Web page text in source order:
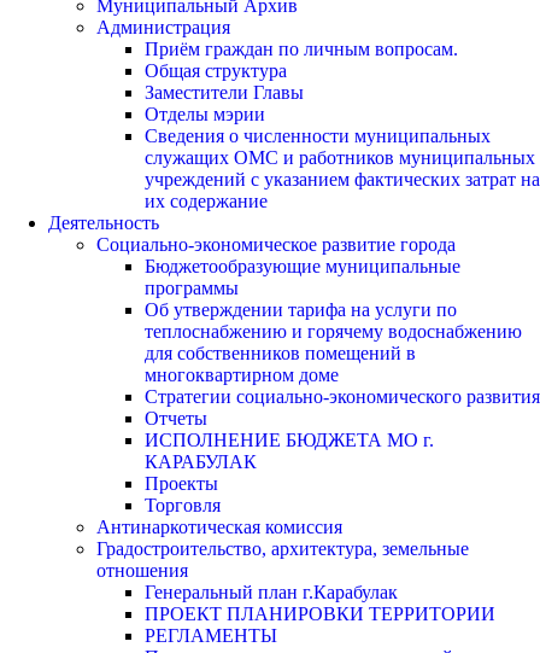
Муниципальный Архив
Администрация
Приём граждан по личным вопросам.
Общая структура
Заместители Главы
Отделы мэрии
Сведения о численности муниципальных
служащих ОМС и работников муниципальных
учреждений с указанием фактических затрат на
их содержание
Деятельность
Социально-экономическое развитие города
Бюджетообразующие муниципальные
программы
Об утверждении тарифа на услуги по
теплоснабжению и горячему водоснабжению
для собственников помещений в
многоквартирном доме
Стратегии социально-экономического развития
Отчеты
ИСПОЛНЕНИЕ БЮДЖЕТА МО г.
КАРАБУЛАК
Проекты
Торговля
Антинаркотическая комиссия
Градостроительство, архитектура, земельные
отношения
Генеральный план г.Карабулак
ПРОЕКТ ПЛАНИРОВКИ ТЕРРИТОРИИ
РЕГЛАМЕНТЫ